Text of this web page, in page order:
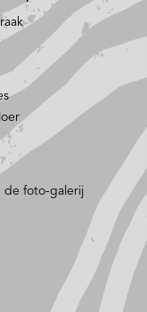
de foto-galerij